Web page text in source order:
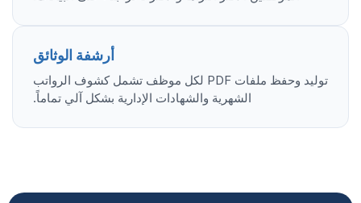
أرشفة الوثائق
توليد وحفظ ملفات PDF لكل موظف تشمل كشوف الرواتب
الشهرية والشهادات الإدارية بشكل آلي تماماً.